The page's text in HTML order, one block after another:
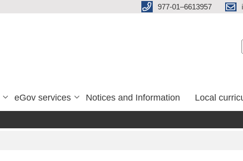
977-01–6613957
eGov services Notices and Information Local